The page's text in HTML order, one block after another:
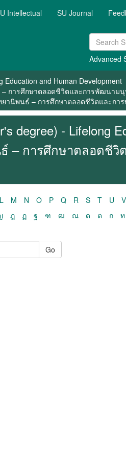
Intellectual SU Journal
Advanced
Education and Human Development
– การศึกษาตลอดชีวิตและการพัฒนาม
ทยานิพนธ์ – การศึกษาตลอดชีวิตและก
degree) - Lifelong
ธ์ – การศึกษาตลอดชี
L M N O P Q R S T U V
ฎ ฏ ฐ ฑ ฒ ณ ด ต ถ ท
Go